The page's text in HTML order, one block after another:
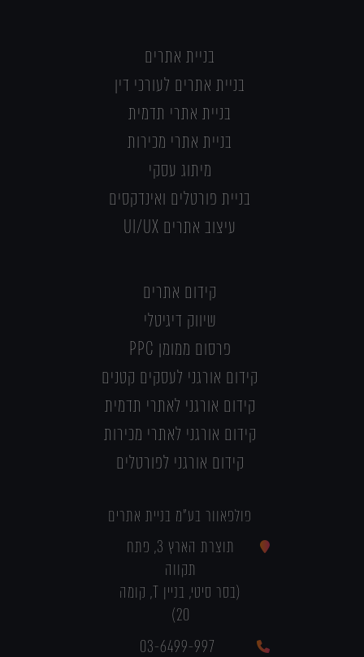
בניית אתרים
בניית אתרים לעורכי דין
בניית אתרי תדמית
בניית אתרי מכירות
מיתוג עסקי
בניית פורטלים ואינדקסים
עיצוב אתרים UI/UX
קידום אתרים
שיווק דיגיטלי
פרסום ממומן PPC
קידום אורגני לעסקים קטנים
קידום אורגני לאתרי תדמית
קידום אורגני לאתרי מכירות
קידום אורגני לפורטלים
פולפאוור בע"מ בניית אתרים
תוצרת הארץ 3, פתח
תקווה
(בסר סיטי, בניין T, קומה
20)
03-6499-997